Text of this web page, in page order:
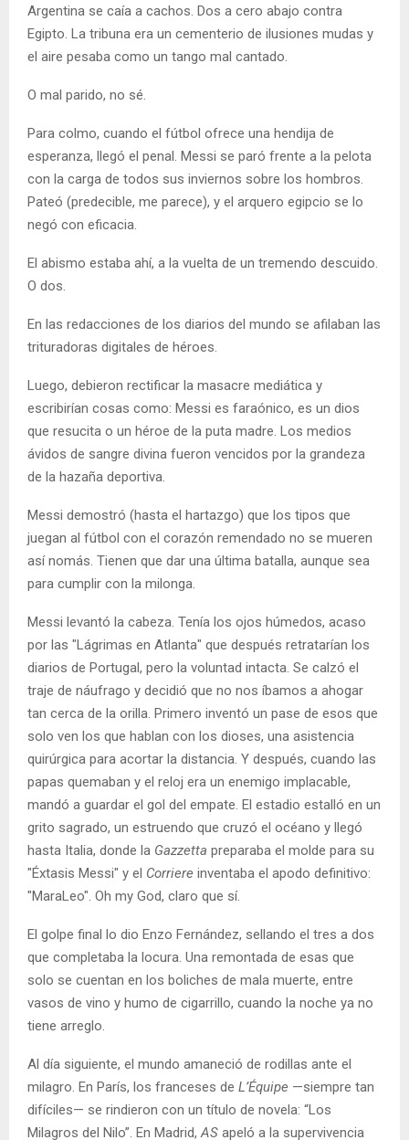
Argentina se caía a cachos. Dos a cero abajo contra
Egipto. La tribuna era un cementerio de ilusiones mudas y
el aire pesaba como un tango mal cantado.
O mal parido, no sé.
Para colmo, cuando el fútbol ofrece una hendija de
esperanza, llegó el penal. Messi se paró frente a la pelota
con la carga de todos sus inviernos sobre los hombros.
Pateó (predecible, me parece), y el arquero egipcio se lo
negó con eficacia.
El abismo estaba ahí, a la vuelta de un tremendo descuido.
O dos.
En las redacciones de los diarios del mundo se afilaban las
trituradoras digitales de héroes.
Luego, debieron rectificar la masacre mediática y
escribirían cosas como: Messi es faraónico, es un dios
que resucita o un héroe de la puta madre. Los medios
ávidos de sangre divina fueron vencidos por la grandeza
de la hazaña deportiva.
Messi demostró (hasta el hartazgo) que los tipos que
juegan al fútbol con el corazón remendado no se mueren
así nomás. Tienen que dar una última batalla, aunque sea
para cumplir con la milonga.
Messi levantó la cabeza. Tenía los ojos húmedos, acaso
por las "Lágrimas en Atlanta" que después retratarían los
diarios de Portugal, pero la voluntad intacta. Se calzó el
traje de náufrago y decidió que no nos íbamos a ahogar
tan cerca de la orilla. Primero inventó un pase de esos que
solo ven los que hablan con los dioses, una asistencia
quirúrgica para acortar la distancia. Y después, cuando las
papas quemaban y el reloj era un enemigo implacable,
mandó a guardar el gol del empate. El estadio estalló en un
grito sagrado, un estruendo que cruzó el océano y llegó
hasta Italia, donde la Gazzetta preparaba el molde para su
"Éxtasis Messi" y el Corriere inventaba el apodo definitivo:
"MaraLeo". Oh my God, claro que sí.
El golpe final lo dio Enzo Fernández, sellando el tres a dos
que completaba la locura. Una remontada de esas que
solo se cuentan en los boliches de mala muerte, entre
vasos de vino y humo de cigarrillo, cuando la noche ya no
tiene arreglo.
Al día siguiente, el mundo amaneció de rodillas ante el
milagro. En París, los franceses de L’Équipe —siempre tan
difíciles— se rindieron con un título de novela: “Los
Milagros del Nilo”. En Madrid,AS apeló a la supervivencia